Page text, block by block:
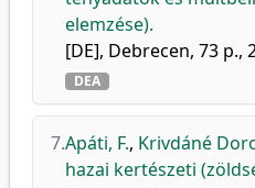
elemzése).
[DE], Debrecen, 73 p.,
DEA
7.Apáti, F., Krivdáné
hazai kertészeti